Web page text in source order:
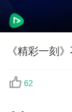
《精彩一刻
62